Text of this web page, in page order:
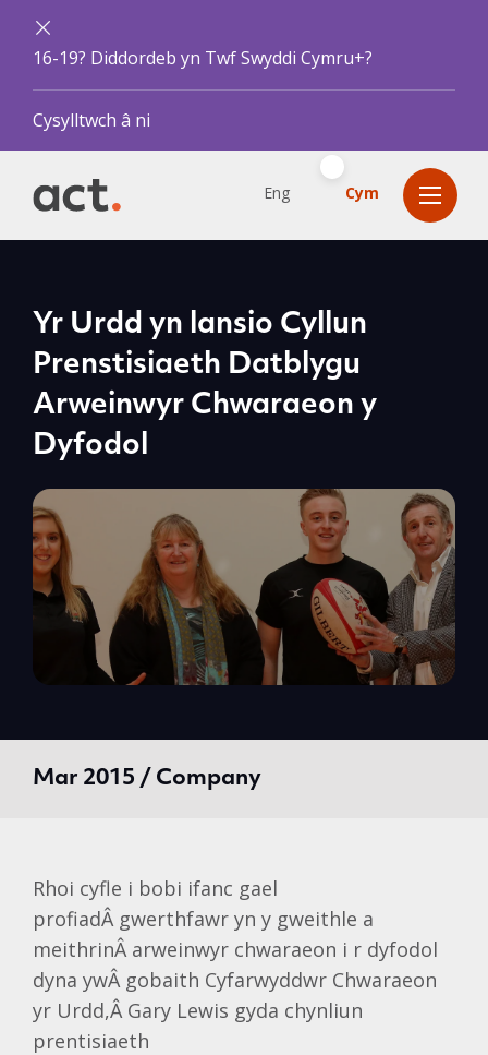
16-19? Diddordeb yn Twf Swyddi Cymru+?
Cysylltwch â ni
Eng Cym
Yr Urdd yn lansio Cyllun
Prenstisiaeth Datblygu
Arweinwyr Chwaraeon y
Dyfodol
Mar 2015 / Company
Rhoi cyfle i bobi ifanc gael
profiadÂ gwerthfawr yn y gweithle a
meithrinÂ arweinwyr chwaraeon i r dyfodol
dyna ywÂ gobaith Cyfarwyddwr Chwaraeon
yr Urdd,Â Gary Lewis gyda chynliun
prentisiaeth